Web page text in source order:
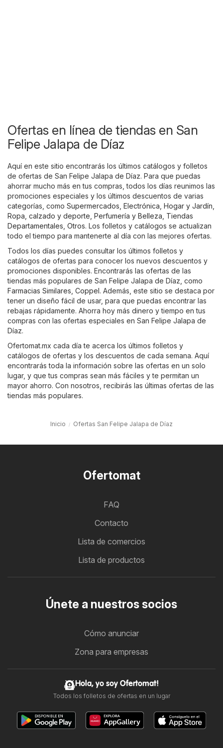
Ofertas en línea de tiendas en San
Felipe Jalapa de Díaz
Aquí en este sitio encontrarás los últimos catálogos y folletos
de ofertas de San Felipe Jalapa de Díaz. Para que puedas
ahorrar mucho más en tus compras, todos los días reunimos las
promociones especiales y los últimos descuentos de varias
categorías, como Supermercados Electrónica Hogar y Jardín
Ropa, calzado y deporte Perfumería y Belleza Tiendas
Departamentales Otros. Los folletos y catálogos se actualizan
todo el tiempo para mantenerte al día con las mejores ofertas.
Todos los días puedes consultar los últimos folletos y
catálogos de ofertas para conocer los nuevos descuentos y
promociones disponibles. Encontrarás las ofertas de las
tiendas más populares de San Felipe Jalapa de Díaz, como
Farmacias Similares Coppel. Además, este sitio se destaca por
tener un diseño fácil de usar, para que puedas encontrar las
rebajas rápidamente. Ahorra hoy más dinero y tiempo en tus
compras con las ofertas especiales en San Felipe Jalapa de
Díaz.
Ofertomat.mx cada día te acerca los últimos folletos y
catálogos de ofertas y los descuentos de cada semana. Aquí
encontrarás toda la información sobre las ofertas en un solo
lugar, y que tus compras sean más fáciles y te permitan un
mayor ahorro. Con nosotros, recibirás las últimas ofertas de las
tiendas más populares.
Inicio Ofertas San Felipe Jalapa de Díaz
Ofertomat
FAQ
Contacto
Lista de comercios
Lista de productos
Únete a nuestros socios
Cómo anunciar
Zona para empresas
Hola, yo soy Ofertomat!
Todos los folletos de ofertas en un lugar